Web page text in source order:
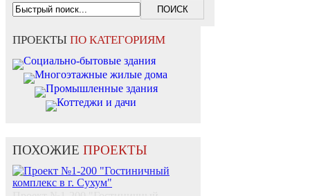
ПРОЕКТЫ ПО КАТЕГОРИЯМ
Социально-бытовые здания
Многоэтажные жилые дома
Промышленные здания
Коттеджи и дачи
ПОХОЖИЕ ПРОЕКТЫ